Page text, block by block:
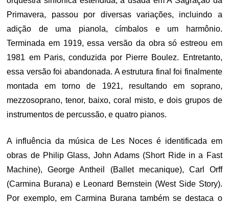
Primavera, passou por diversas variações, incluindo a
adição de uma pianola, címbalos e um harmônio.
Terminada em 1919, essa versão da obra só estreou em
1981 em Paris, conduzida por Pierre Boulez. Entretanto,
essa versão foi abandonada. A estrutura final foi finalmente
montada em torno de 1921, resultando em soprano,
mezzosoprano, tenor, baixo, coral misto, e dois grupos de
instrumentos de percussão, e quatro pianos.
A influência da música de Les Noces é identificada em
obras de Philip Glass, John Adams (Short Ride in a Fast
Machine), George Antheil (Ballet mecanique), Carl Orff
(Carmina Burana) e Leonard Bernstein (West Side Story).
Por exemplo, em Carmina Burana também se destaca o